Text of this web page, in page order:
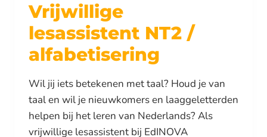
Vrijwillige
lesassistent NT2 /
alfabetisering
Wil jij iets betekenen met taal? Houd je van
taal en wil je nieuwkomers en laaggeletterden
helpen bij het leren van Nederlands? Als
vrijwillige lesassistent bij EdINOVA